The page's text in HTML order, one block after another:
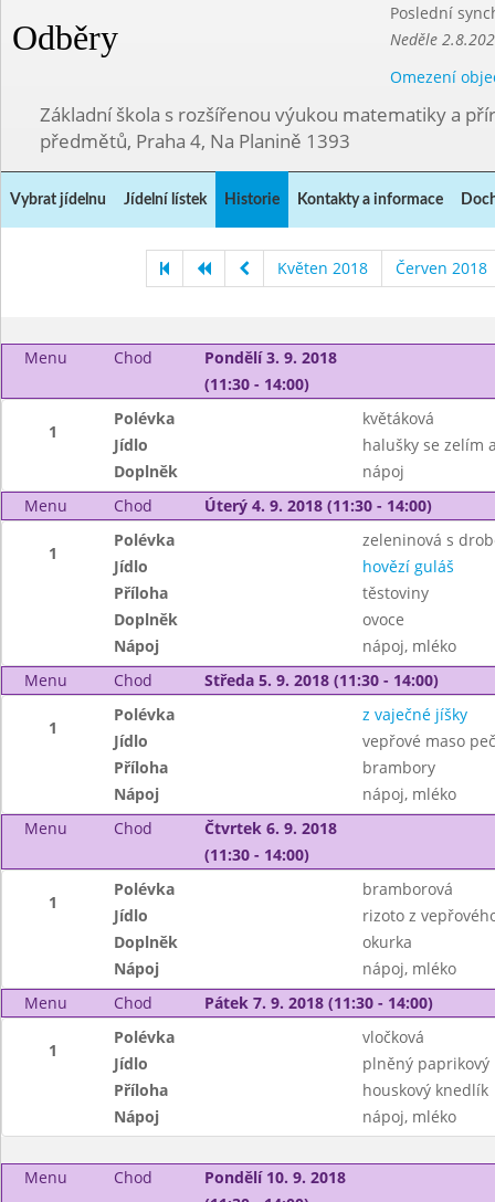
Odběry
Poslední
Neděle
Omezení
Základní škola s rozšířenou výukou matematiky a
předmětů, Praha 4, Na Planině 1393
Vybrat jídelnu Jídelní lístek Historie Kontakty a informace
Květen 2018 Červen 2018
Menu Chod
Pondělí 3. 9. 2018
(11:30 - 14:00)
1
Polévka
květáková
Jídlo
halušky se zelím
Doplněk
nápoj
Menu
Chod Úterý 4. 9. 2018 (11:30 - 14:00)
1
Polévka
zeleninová s
Jídlo
hovězí guláš
Příloha
těstoviny
Doplněk
ovoce
Nápoj
nápoj, mléko
Menu
Chod Středa 5. 9. 2018 (11:30 - 14:00)
1
Polévka
z vaječné jíšky
Jídlo
vepřové maso
Příloha
brambory
Nápoj
nápoj, mléko
Menu
Chod
Čtvrtek 6. 9. 2018
(11:30 - 14:00)
1
Polévka
bramborová
Jídlo
rizoto z
Doplněk
okurka
Nápoj
nápoj, mléko
Menu
Chod Pátek 7. 9. 2018 (11:30 - 14:00)
1
Polévka
vločková
Jídlo
plněný paprikový
Příloha
houskový knedlík
Nápoj
nápoj, mléko
Menu Chod
Pondělí 10. 9. 2018